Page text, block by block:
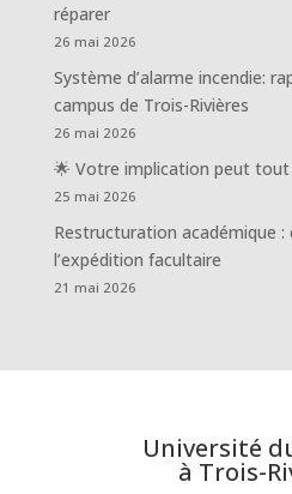
réparer
26 mai 2026
Système d’alarme incendie:
campus de Trois-Rivières
26 mai 2026
🌟 Votre implication peut
25 mai 2026
Restructuration académique :
l’expédition facultaire
21 mai 2026
Université
à Trois-